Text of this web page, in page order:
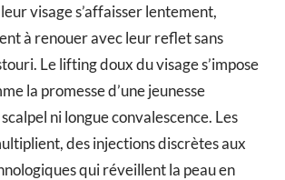
visage s’affaisser lentement,
à renouer avec leur reflet sans
Le lifting doux du visage s’impose
la promesse d’une jeunesse
ni longue convalescence. Les
des injections discrètes aux
qui réveillent la peau en